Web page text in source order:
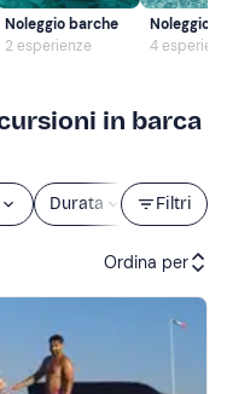
Noleggio barche
2 esperienze
Noleggio
4
in barca
Filtri
Durata Prezzo
Ordina per
Attività consigliate
Prezzo (crescente)